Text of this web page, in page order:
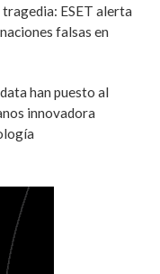
ESET alerta
falsas en
han puesto al
innovadora